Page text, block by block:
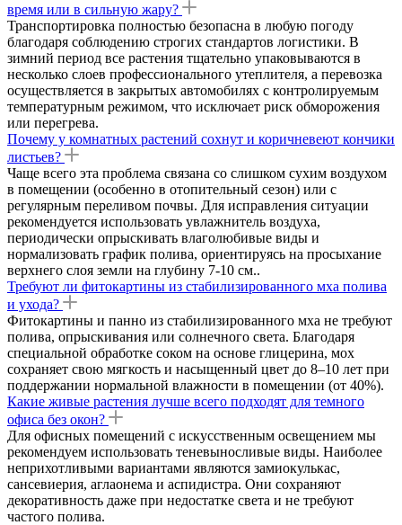
время или в сильную жару?
Транспортировка полностью безопасна в любую погоду
благодаря соблюдению строгих стандартов логистики. В
зимний период все растения тщательно упаковываются в
несколько слоев профессионального утеплителя, а перевозка
осуществляется в закрытых автомобилях с контролируемым
температурным режимом, что исключает риск обморожения
или перегрева.
Почему у комнатных растений сохнут и коричневеют кончики
листьев?
Чаще всего эта проблема связана со слишком сухим воздухом
в помещении (особенно в отопительный сезон) или с
регулярным переливом почвы. Для исправления ситуации
рекомендуется использовать увлажнитель воздуха,
периодически опрыскивать влаголюбивые виды и
нормализовать график полива, ориентируясь на просыхание
верхнего слоя земли на глубину 7-10 см..
Требуют ли фитокартины из стабилизированного мха полива
и ухода?
Фитокартины и панно из стабилизированного мха не требуют
полива, опрыскивания или солнечного света. Благодаря
специальной обработке соком на основе глицерина, мох
сохраняет свою мягкость и насыщенный цвет до 8–10 лет при
поддержании нормальной влажности в помещении (от 40%).
Какие живые растения лучше всего подходят для темного
офиса без окон?
Для офисных помещений с искусственным освещением мы
рекомендуем использовать теневыносливые виды. Наиболее
неприхотливыми вариантами являются замиокулькас,
сансевиерия, аглаонема и аспидистра. Они сохраняют
декоративность даже при недостатке света и не требуют
частого полива.